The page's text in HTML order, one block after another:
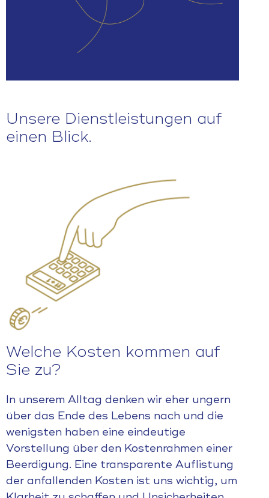
Unsere Dienstleistungen auf
einen Blick.
Welche Kosten kommen auf
Sie zu?
In unserem Alltag denken wir eher ungern
über das Ende des Lebens nach und die
wenigsten haben eine eindeutige
Vorstellung über den Kostenrahmen einer
Beerdigung. Eine transparente Auflistung
der anfallenden Kosten ist uns wichtig, um